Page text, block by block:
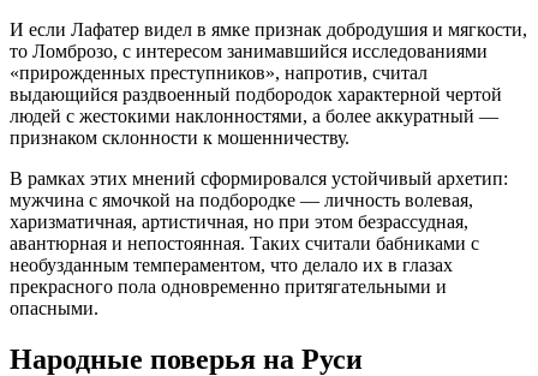
И если Лафатер видел в ямке признак добродушия и мягкости,
то Ломброзо, с интересом занимавшийся исследованиями
«прирожденных преступников», напротив, считал
выдающийся раздвоенный подбородок характерной чертой
людей с жестокими наклонностями, а более аккуратный —
признаком склонности к мошенничеству.
В рамках этих мнений сформировался устойчивый архетип:
мужчина с ямочкой на подбородке — личность волевая,
харизматичная, артистичная, но при этом безрассудная,
авантюрная и непостоянная. Таких считали бабниками с
необузданным темпераментом, что делало их в глазах
прекрасного пола одновременно притягательными и
опасными.
Народные поверья на Руси